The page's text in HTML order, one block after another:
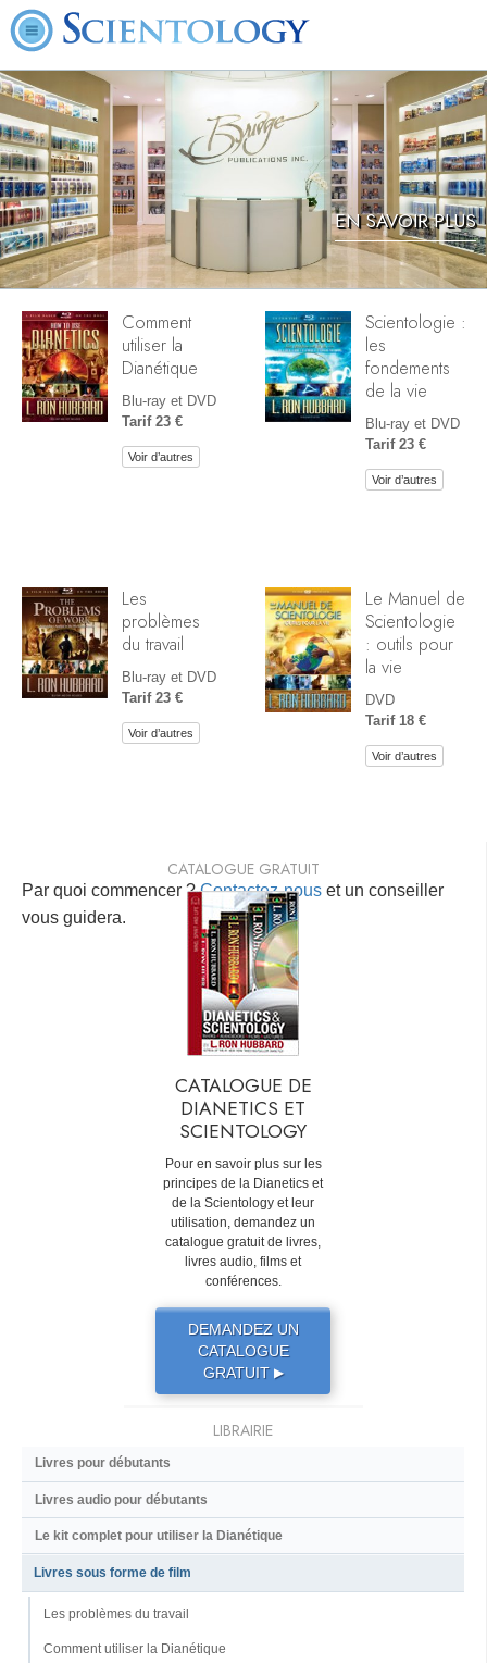
EN SAVOIR PLUS
Comment
utiliser la
Dianétique
Blu-ray et DVD
Tarif 23 €
Voir d’autres
Scientologie :
les
fondements
de la vie
Blu-ray et DVD
Tarif 23 €
Voir d’autres
Les
problèmes
du travail
Blu-ray et DVD
Tarif 23 €
Voir d’autres
Le Manuel de
Scientologie
: outils pour
la vie
DVD
Tarif 18 €
Voir d’autres
Par quoi commencer ?Contactez-nous et un conseiller
vous guidera.
CATALOGUE GRATUIT
CATALOGUE DE
DIANETICS ET
SCIENTOLOGY
Pour en savoir plus sur les
principes de la Dianetics et
de la Scientology et leur
utilisation, demandez un
catalogue gratuit de livres,
livres audio, films et
conférences.
DEMANDEZ UN
CATALOGUE
GRATUIT ▶
LIBRAIRIE
Livres pour débutants
Livres audio pour débutants
Le kit complet pour utiliser la Dianétique
Livres sous forme de film
Les problèmes du travail
Comment utiliser la Dianétique